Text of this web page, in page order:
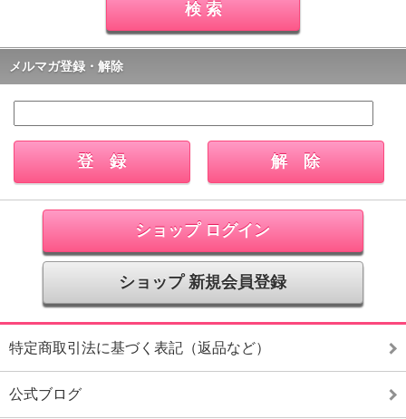
メルマガ登録・解除
ショップ ログイン
ショップ 新規会員登録
特定商取引法に基づく表記（返品など）
公式ブログ